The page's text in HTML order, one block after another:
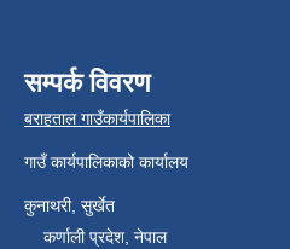
सम्पर्क विवरण
बराहताल गाउँकार्यपालिका
गाउँ कार्यपालिकाको कार्यालय
कुनाथरी, सुर्खेत
कर्णाली प्रदेश, नेपाल